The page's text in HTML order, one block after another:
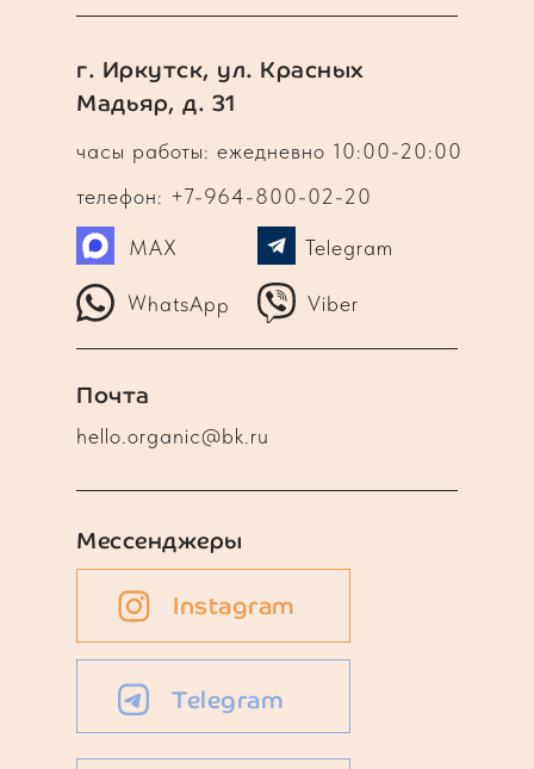
часы работы: ежедневно 10:00-20:00
г. Иркутск, ул. Красных
Мадьяр, д. 31
телефон: +7-964-800-02-20
WhatsApp Viber
Telegram
MAX
hello.organic@bk.ru
Почта
Instagram
Telegram
Мессенджеры